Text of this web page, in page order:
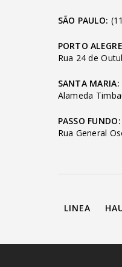
SÃO PAULO:
PORTO
Rua 24 de
SANTA MARIA:
Alameda
PASSO FUNDO:
Rua General
LINEA